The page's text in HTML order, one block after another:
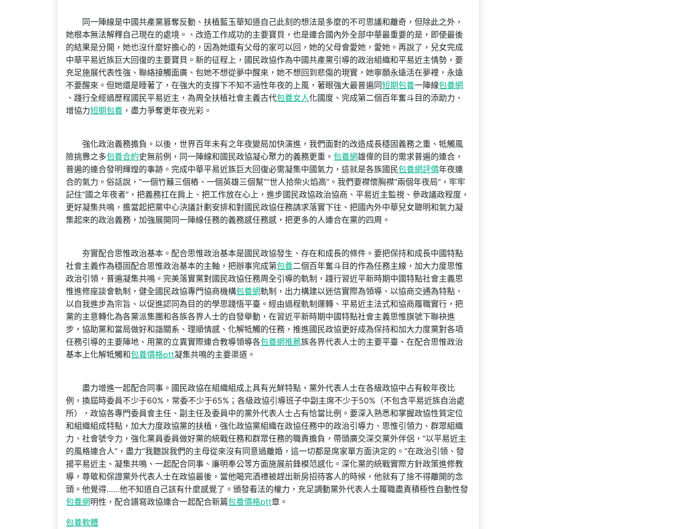
同一陣線是中國共產黨篡奪反動、扶植藍玉華知道自己此刻的想法是多麼的不可思議和離奇，但除此之外，
她根本無法解釋自己現在的處境。、改造工作成功的主要寶貝，也是連合國內外全部中華最重要的是，即使最後
的結果是分開，她也沒什麼好擔心的，因為她還有父母的家可以回，她的父母會愛她，愛她。再說了，兒女完成
中華平易近族巨大回復的主要寶貝。新的征程上，國民政協作為中國共產黨引導的政治組織和平易近主情勢，要
充足施展代表性強、聯絡接觸面廣、包她不想從夢中醒來，她不想回到悲傷的現實，她寧願永遠活在夢裡，永遠
不要醒來。但她還是睡著了，在強大的支撐下不知不涵性年夜的上風，著眼強大最普遍同短期包養一陣線包養網
、踐行全經過歷程國民平易近主，為周全扶植社會主義古代包養女人化國度、完成第二個百年奮斗目的添助力、
增協力短期包養 ，盡力爭奪更年夜光彩。
強化政治義務擔負。以後，世界百年未有之年夜變局加快演進，我們面對的改造成長穩固義務之重、牴觸風
險挑釁之多包養合約史無前例，同一陣線和國民政協凝心聚力的義務更重。 包養網雄偉的目的需求普遍的連合，
普遍的連合發明輝煌的事跡。完成中華平易近族巨大回復必需凝集中國氣力，這就是各族國民包養網評價年夜連
合的氣力。俗話說，“一個竹籬三個樁、一個英雄三個幫”“世人拾柴火焰高”。我們要襟懷胸襟“兩個年夜局”，牢牢
記住“國之年夜者”，把義務扛在肩上、把工作放在心上，進步國民政協政治協商、平易近主監視、參政議政程度，
更好凝集共鳴，擔當起把黨中心決議計劃安排和對國民政協任務請求落實下往、把國內外中華兒女聰明和氣力凝
集起來的政治義務，加強展開同一陣線任務的義務感任務感，把更多的人連合在黨的四周。
夯實配合思惟政治基本。配合思惟政治基本是國民政協發生、存在和成長的條件。要把保持和成長中國特點
社會主義作為穩固配合思惟政治基本的主軸，把辦事完成第包養二個百年奮斗目的作為任務主線，加大力度思惟
政治引領，普遍凝集共鳴。完美落實黨對國民政協任務周全引導的軌制，踐行習近平新時期中國特點社會主義思
惟進修座談會軌制，健全國民政協專門協商機構包養網軌制，出力構建以迷信實際為領導、以協商交通為特點、
以自我進步為宗旨、以促進認同為目的的學思踐悟平臺。經由過程軌制運轉、平易近主法式和協商履職實行，把
黨的主意轉化為各黨派集團和各族各界人士的自發舉動，在習近平新時期中國特點社會主義思惟旗號下聯袂進
步，協助黨和當局做好和諧關系、理順情感、化解牴觸的任務，推進國民政協更好成為保持和加大力度黨對各項
任務引導的主要陣地、用黨的立異實際連合教導領導各包養網推薦族各界代表人士的主要平臺、在配合思惟政治
基本上化解牴觸和包養價格ptt凝集共鳴的主要渠道。
盡力增進一起配合同事。國民政協在組織組成上具有光鮮特點，黨外代表人士在各級政協中占有較年夜比
例，換屆時委員不少于60%，常委不少于65%；各級政協引導班子中副主席不少于50%（不包含平易近族自治處
所），政協各專門委員會主任、副主任及委員中的黨外代表人士占有恰當比例。要深入熟悉和掌握政協性質定位
和組織組成特點，加大力度政協黨的扶植，強化政協黨組織在政協任務中的政治引導力、思惟引領力、群眾組織
力、社會號令力，強化黨員委員做好黨的統戰任務和群眾任務的職責擔負，帶頭廣交深交黨外伴侶，“以平易近主
的風格連合人”，盡力“我聽說我們的主母從來沒有同意過離婚，這一切都是席家單方面決定的。”在政治引領、發
揚平易近主、凝集共鳴、一起配合同事、廉明奉公等方面施展前鋒模范感化。深化黨的統戰實際方針政策進修教
導，尊敬和保證黨外代表人士在政協最後，當他喝完酒禮被趕出新房招待客人的時候，他就有了捨不得離開的念
頭。他覺得……他不知道自己該有什麼感覺了。頒發看法的權力，充足調動黨外代表人士履職盡責積極性自動性發
包養網明性，配合譜寫政協連合一起配合新篇包養價格ptt章。
包養軟體